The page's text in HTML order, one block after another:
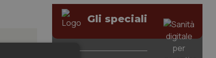
Gli speciali